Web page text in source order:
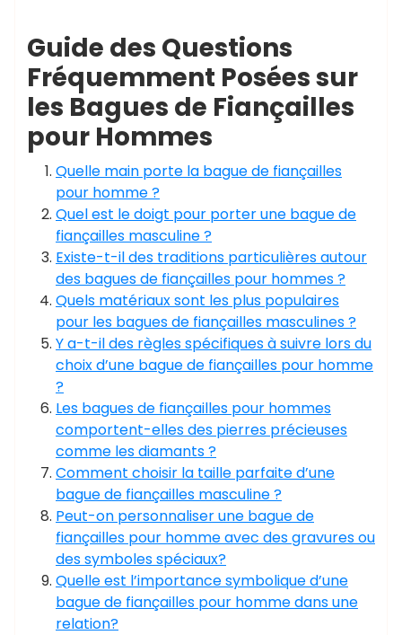
Guide des Questions
Fréquemment Posées sur
les Bagues de Fiançailles
pour Hommes
Quelle main porte la bague de fiançailles
pour homme ?
Quel est le doigt pour porter une bague de
fiançailles masculine ?
Existe-t-il des traditions particulières autour
des bagues de fiançailles pour hommes ?
Quels matériaux sont les plus populaires
pour les bagues de fiançailles masculines ?
Y a-t-il des règles spécifiques à suivre lors du
choix d’une bague de fiançailles pour homme
?
Les bagues de fiançailles pour hommes
comportent-elles des pierres précieuses
comme les diamants ?
Comment choisir la taille parfaite d’une
bague de fiançailles masculine ?
Peut-on personnaliser une bague de
fiançailles pour homme avec des gravures ou
des symboles spéciaux?
Quelle est l’importance symbolique d’une
bague de fiançailles pour homme dans une
relation?